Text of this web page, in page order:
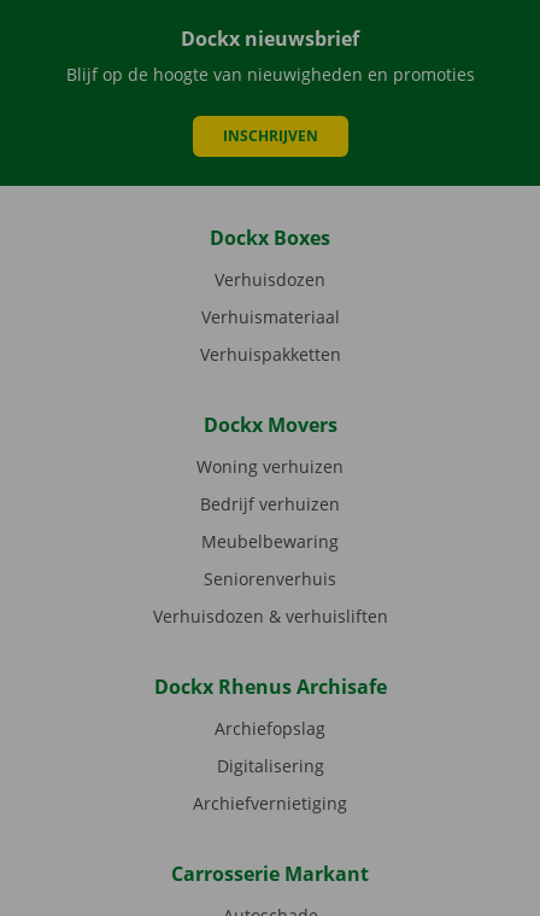
Dockx nieuwsbrief
Blijf op de hoogte van nieuwigheden en promoties
INSCHRIJVEN
Dockx Boxes
Verhuisdozen
Verhuismateriaal
Verhuispakketten
Dockx Movers
Woning verhuizen
Bedrijf verhuizen
Meubelbewaring
Seniorenverhuis
Verhuisdozen & verhuisliften
Dockx Rhenus Archisafe
Archiefopslag
Digitalisering
Archiefvernietiging
Carrosserie Markant